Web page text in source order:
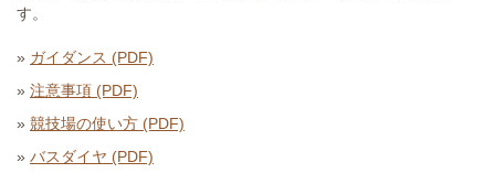
す。
» ガイダンス (PDF)
» 注意事項 (PDF)
» 競技場の使い方 (PDF)
» バスダイヤ (PDF)